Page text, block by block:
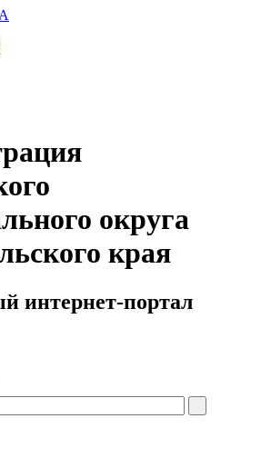
A
округа
края
интернет-портал